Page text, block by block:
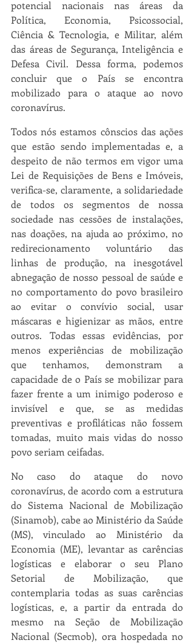
potencial nacionais nas áreas da
Política, Economia, Psicossocial,
Ciência & Tecnologia, e Militar, além
das áreas de Segurança, Inteligência e
Defesa Civil. Dessa forma, podemos
concluir que o País se encontra
mobilizado para o ataque ao novo
coronavírus.
Todos nós estamos cônscios das ações
que estão sendo implementadas e, a
despeito de não termos em vigor uma
Lei de Requisições de Bens e Imóveis,
verifica-se, claramente, a solidariedade
de todos os segmentos de nossa
sociedade nas cessões de instalações,
nas doações, na ajuda ao próximo, no
redirecionamento voluntário das
linhas de produção, na inesgotável
abnegação de nosso pessoal de saúde e
no comportamento do povo brasileiro
ao evitar o convívio social, usar
máscaras e higienizar as mãos, entre
outros. Todas essas evidências, por
menos experiências de mobilização
que tenhamos, demonstram a
capacidade de o País se mobilizar para
fazer frente a um inimigo poderoso e
invisível e que, se as medidas
preventivas e profiláticas não fossem
tomadas, muito mais vidas do nosso
povo seriam ceifadas.
No caso do ataque do novo
coronavírus, de acordo com a estrutura
do Sistema Nacional de Mobilização
(Sinamob), cabe ao Ministério da Saúde
(MS), vinculado ao Ministério da
Economia (ME), levantar as carências
logísticas e elaborar o seu Plano
Setorial de Mobilização, que
contemplaria todas as suas carências
logísticas, e, a partir da entrada do
mesmo na Seção de Mobilização
Nacional (Secmob), ora hospedada no